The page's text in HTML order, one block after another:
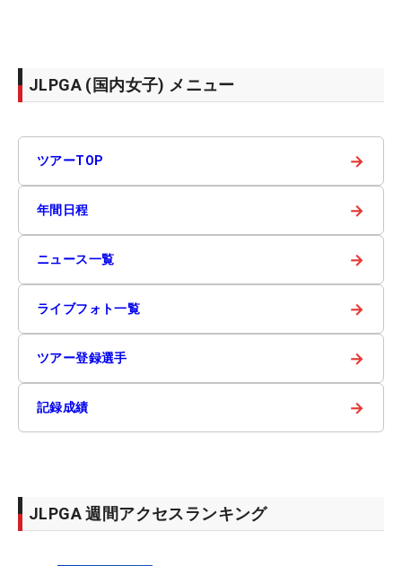
JLPGA (国内女子) メニュー
ツアーTOP →
年間日程 →
ニュース一覧 →
ライブフォト一覧 →
ツアー登録選手 →
記録成績 →
JLPGA 週間アクセスランキング